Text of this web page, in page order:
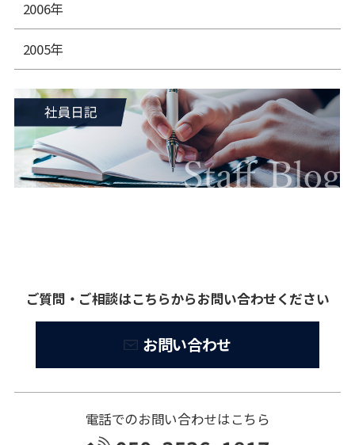
2006年
2005年
ご質問・ご相談はこちらからお問い合わせください
お問い合わせ
電話でのお問い合わせはこちら